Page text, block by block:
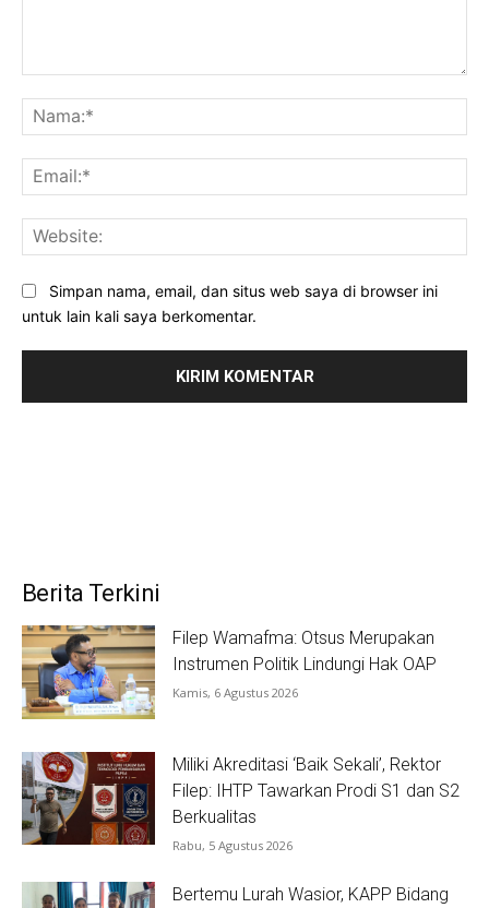
Simpan nama, email, dan situs web saya di browser ini
untuk lain kali saya berkomentar.
Berita Terkini
Filep Wamafma: Otsus Merupakan
Instrumen Politik Lindungi Hak OAP
Kamis, 6 Agustus 2026
Miliki Akreditasi ‘Baik Sekali’, Rektor
Filep: IHTP Tawarkan Prodi S1 dan S2
Berkualitas
Rabu, 5 Agustus 2026
Bertemu Lurah Wasior, KAPP Bidang